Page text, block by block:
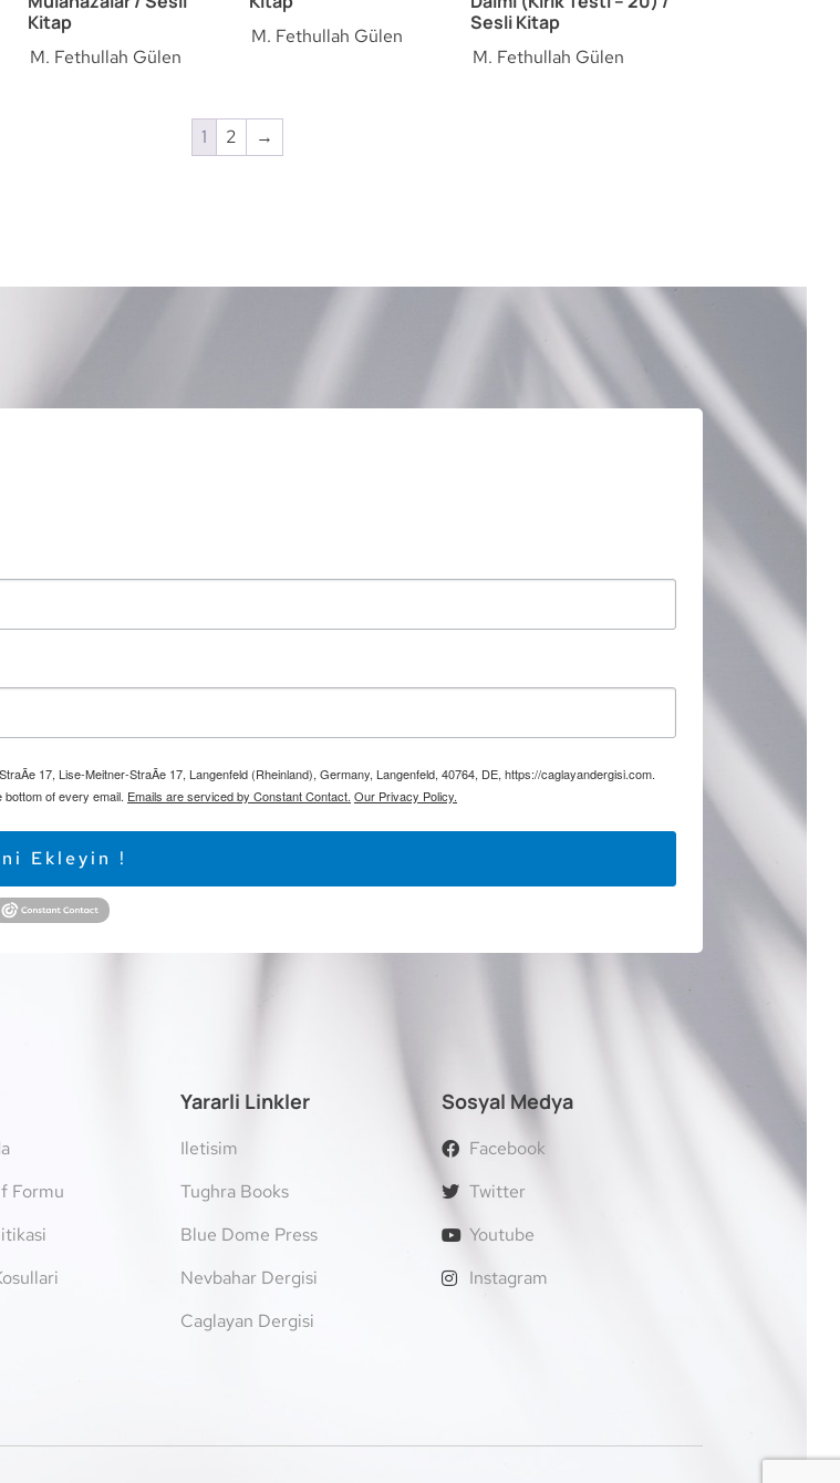
Kitap
M. Fethullah Gülen
M. Fethullah Gülen
Sesli Kitap
M. Fethullah Gülen
1 2 →
17, Lise-Meitner-StraÃe 17, Langenfeld (Rheinland), Germany, Langenfeld, 40764, DE, https://caglayandergisi.com.
of every email. Emails are serviced by Constant Contact. Our Privacy Policy.
Ekleyin !
Formu
Yararli Linkler
Iletisim
Tughra Books
Blue Dome Press
Nevbahar Dergisi
Caglayan Dergisi
Sosyal Medya
Facebook
Twitter
Youtube
Instagram